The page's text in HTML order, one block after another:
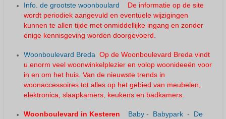
Info. de grootste woonboulard
De informatie op de site
wordt periodiek aangevuld en eventuele wijzigingen
kunnen te allen tijde met onmiddellijke ingang en zonder
enige kennisgeving worden doorgevoerd.
Woonboulevard Breda Op de Woonboulevard Breda vindt
u enorm veel woonwinkelplezier en volop woonideeën voor
in en om het huis. Van de nieuwste trends in
woonaccessoires tot alles op het gebied van meubelen,
elektronica, slaapkamers, keukens en badkamers.
Woonboulevard in Kesteren Baby - Babypark - De